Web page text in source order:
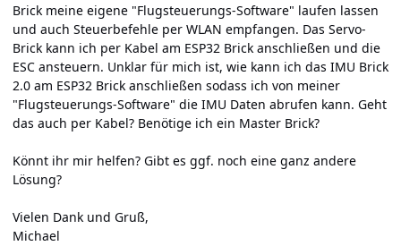
Brick meine eigene "Flugsteuerungs-Software" laufen lassen
und auch Steuerbefehle per WLAN empfangen. Das Servo-
Brick kann ich per Kabel am ESP32 Brick anschließen und die
ESC ansteuern. Unklar für mich ist, wie kann ich das IMU Brick
2.0 am ESP32 Brick anschließen sodass ich von meiner
"Flugsteuerungs-Software" die IMU Daten abrufen kann. Geht
das auch per Kabel? Benötige ich ein Master Brick?
Könnt ihr mir helfen? Gibt es ggf. noch eine ganz andere
Lösung?
Vielen Dank und Gruß,
Michael